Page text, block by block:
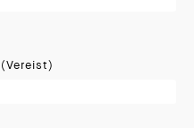
(Vereist)